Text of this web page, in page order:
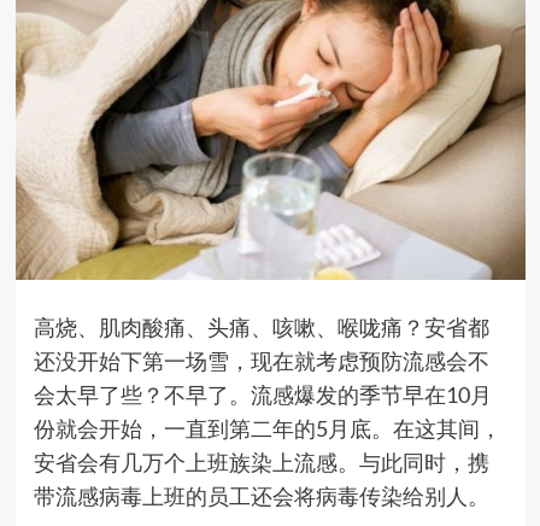
高烧、肌肉酸痛、头痛、咳嗽、喉咙痛？安省都
还没开始下第一场雪，现在就考虑预防流感会不
会太早了些？不早了。流感爆发的季节早在10月
份就会开始，一直到第二年的5月底。在这其间，
安省会有几万个上班族染上流感。与此同时，携
带流感病毒上班的员工还会将病毒传染给别人。